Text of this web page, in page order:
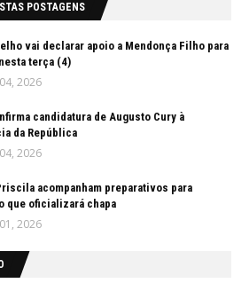
POSTAGENS
vai declarar apoio a Mendonça Filho para
terça (4)
2026
candidatura de Augusto Cury à
da República
2026
acompanham preparativos para
que oficializará chapa
2026